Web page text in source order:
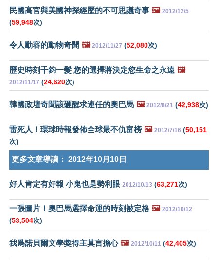
民國高官與美國神探經歷的不可思議奇事 🖼️ 2012/12/5
(59,948次)
令人動容的動物奇聞 🖼️ 2012/11/27 (52,080次)
歷史時刻千鈞一髮 您的選擇將決定您生命之永遠 🖼️
2012/11/17 (24,620次)
韓國政壇奇聞該砸醒求連任的奧巴馬 🖼️ 2012/8/21 (42,938次)
雷死人！環球時報發佈全球最不仇富榜 🖼️ 2012/7/16 (50,151
次)
更多文章導讀： 2012年10月10日
好人肯定有好報 小鬼也是勢利眼 2012/10/13 (63,271次)
一張圖片！奧巴馬選擇命運的時刻被定格 🖼️ 2012/10/12
(53,504次)
我爲諾貝爾文學獎得主莫言擔心 🖼️ 2012/10/11 (42,405次)